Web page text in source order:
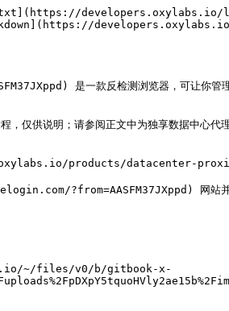
developers.oxylabs.io/
是一款反检测浏览器，可让你管理多
仅供说明；请参阅正文中为独享数据中心代理
oxylabs.io/products/datacenter-
?from=AASFM37JXppd) 网站并
~/files/v0/b/gitbook-x-